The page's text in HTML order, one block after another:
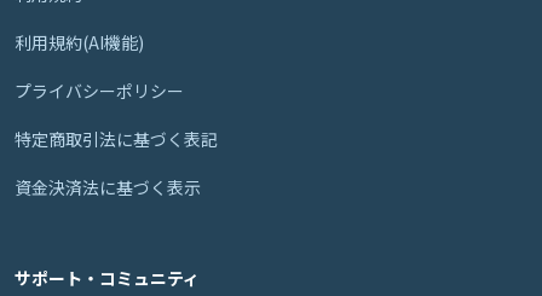
利用規約(AI機能)
プライバシーポリシー
特定商取引法に基づく表記
資金決済法に基づく表示
サポート・コミュニティ